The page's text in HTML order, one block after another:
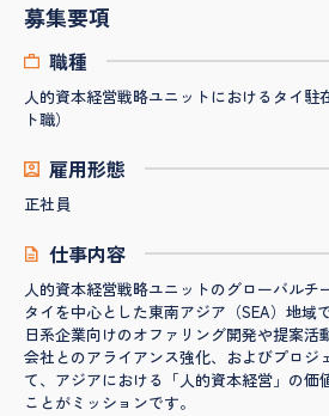
募集要項
職種
人的資本経営戦略ユニットにおけるタイ駐
ト職）
雇用形態
正社員
仕事内容
人的資本経営戦略ユニットのグローバルチ
タイを中心とした東南アジア（SEA）地域
日系企業向けのオファリング開発や提案活
会社とのアライアンス強化、およびプロジ
て、アジアにおける「人的資本経営」の価
ことがミッションです。